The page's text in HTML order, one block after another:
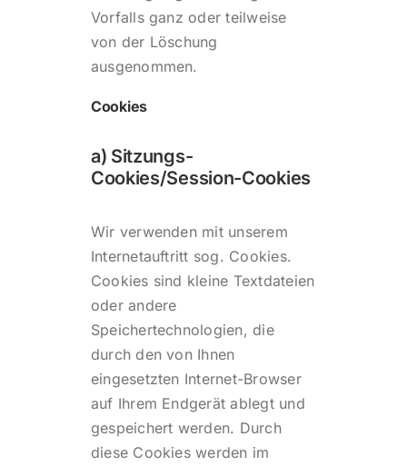
Vorfalls ganz oder teilweise
von der Löschung
ausgenommen.
Cookies
a) Sitzungs-
Cookies/Session-Cookies
Wir verwenden mit unserem
Internetauftritt sog. Cookies.
Cookies sind kleine Textdateien
oder andere
Speichertechnologien, die
durch den von Ihnen
eingesetzten Internet-Browser
auf Ihrem Endgerät ablegt und
gespeichert werden. Durch
diese Cookies werden im